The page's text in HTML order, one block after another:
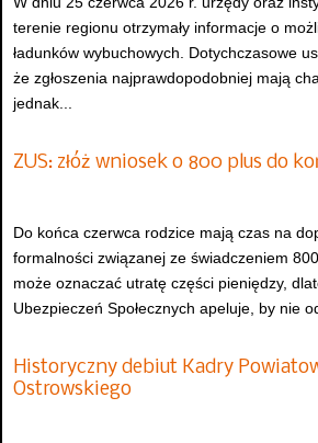
terenie regionu otrzymały informacje o
ładunków wybuchowych. Dotychczasowe
że zgłoszenia najprawdopodobniej mają
jednak...
ZUS: złóż wniosek o 800 plus do
Do końca czerwca rodzice mają czas na
formalności związanej ze świadczeniem
może oznaczać utratę części pieniędzy,
Ubezpieczeń Społecznych apeluje, by nie
Historyczny debiut Kadry
Ostrowskiego